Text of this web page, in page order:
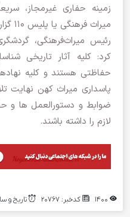
زمینه حفاری غیرمجاز،
میراث فرهنگی یا پلیس ۱۱۰ گزارش دهند.
رئیس میراث‌فرهنگی،
کرد: کلیه آثار تاریخی
حفاظتی هستند و کلیه
پاسداری میراث کهن نهایت
ضوابط و دستورالعمل ها
لازم را داشته باشند.
کدخبر: 20767 تاریخ و ساعت